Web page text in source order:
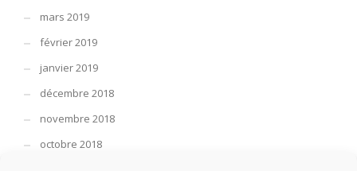
mars 2019
février 2019
janvier 2019
décembre 2018
novembre 2018
octobre 2018